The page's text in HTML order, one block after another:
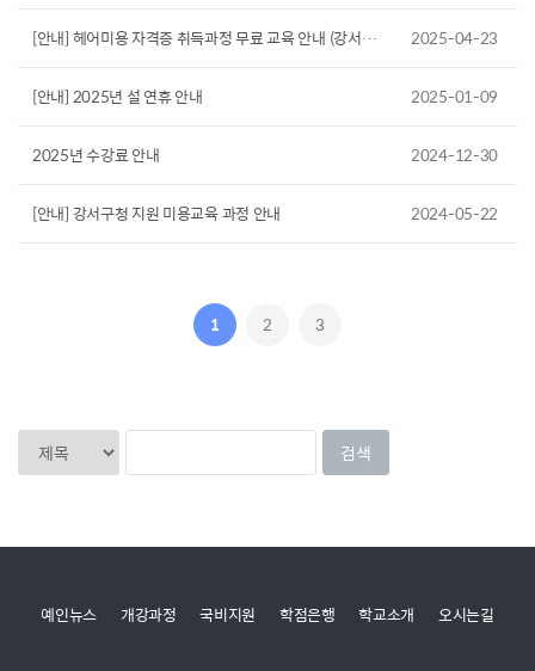
[안내] 헤어미용 자격증 취득과정 무료 교육 안내 (강서구청 지원) 2025-04-23
[안내] 2025년 설 연휴 안내 2025-01-09
2025년 수강료 안내 2024-12-30
[안내] 강서구청 지원 미용교육 과정 안내 2024-05-22
1 2 3
예인뉴스 개강과정 국비지원 학점은행 학교소개 오시는길